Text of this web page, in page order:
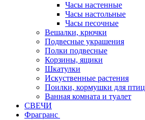
Часы настенные
Часы настольные
Часы песочные
Вешалки, крючки
Подвесные украшения
Полки подвесные
Корзины, ящики
Шкатулки
Искуственные растения
Поилки, кормушки для птиц
Ванная комната и туалет
СВЕЧИ
Фрагранс